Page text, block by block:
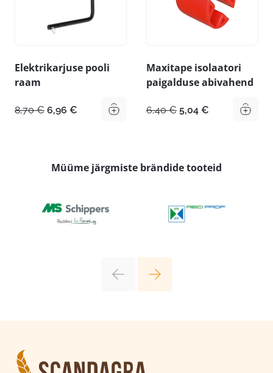
Elektrikarjuse pooli
raam
8,70€ Algne
6,96 € Praegune
Maxitape isolaatori
paigalduse abivahend
6,40€ Algne
5,04 € Praegune
Müüme järgmiste brändide tooteid